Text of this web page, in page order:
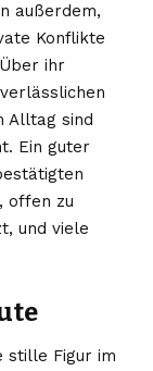
außerdem,
Konflikte
ihr
Alltag sind
Ein guter
offen zu
und viele
stille Figur im